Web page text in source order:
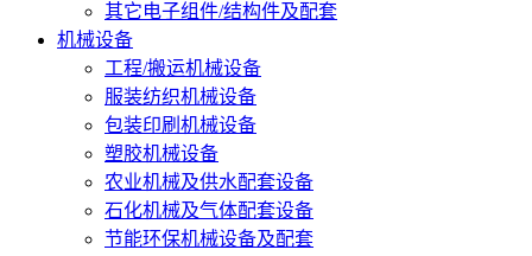
其它电子组件/结构件及配套
机械设备
工程/搬运机械设备
服装纺织机械设备
包装印刷机械设备
塑胶机械设备
农业机械及供水配套设备
石化机械及气体配套设备
节能环保机械设备及配套